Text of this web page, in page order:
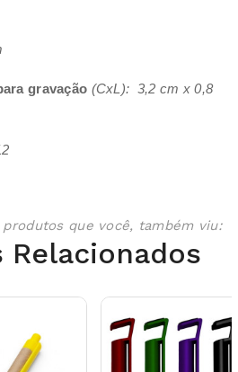
gravação (CxL): 3,2 cm x 0,8
que você, também viu:
Relacionados